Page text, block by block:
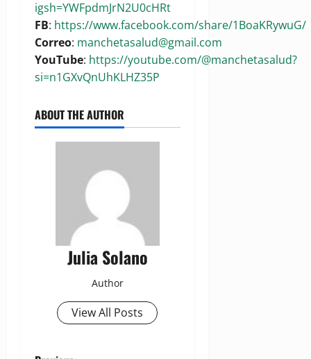
igsh=YWFpdmJrN2U0cHRt
FB: https://www.facebook.com/share/1BoaKRywuG/
Correo: manchetasalud@gmail.com
YouTube: https://youtube.com/@manchetasalud?
si=n1GXvQnUhKLHZ35P
ABOUT THE AUTHOR
Julia Solano
Author
View All Posts